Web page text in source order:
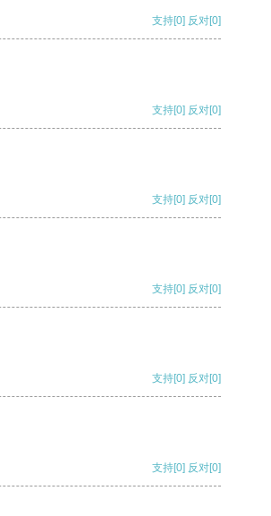
支持[0] 反对[0]
支持[0] 反对[0]
支持[0] 反对[0]
支持[0] 反对[0]
支持[0] 反对[0]
支持[0] 反对[0]